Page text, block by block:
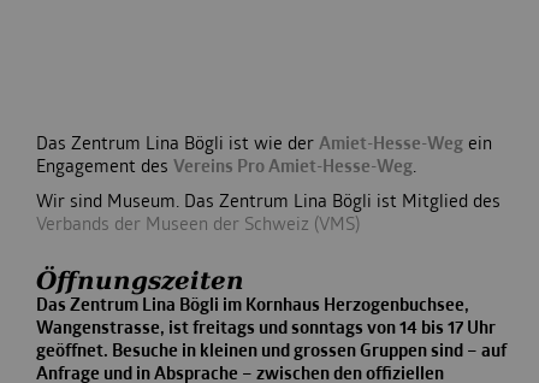
Das Zentrum Lina Bögli ist wie der Amiet-Hesse-Weg ein
Engagement des Vereins Pro Amiet-Hesse-Weg.
Wir sind Museum. Das Zentrum Lina Bögli ist Mitglied des
Verbands der Museen der Schweiz (VMS)
Öffnungszeiten
Das Zentrum Lina Bögli im Kornhaus Herzogenbuchsee,
Wangenstrasse, ist freitags und sonntags von 14 bis 17 Uhr
geöffnet. Besuche in kleinen und grossen Gruppen sind – auf
Anfrage und in Absprache – zwischen den offiziellen